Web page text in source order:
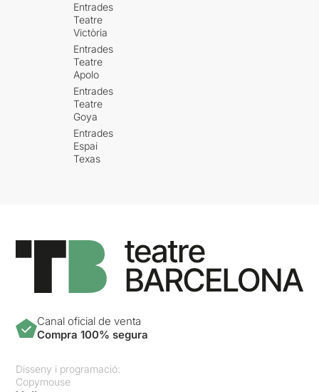
Entrades
Teatre
Victòria
Entrades
Teatre
Apolo
Entrades
Teatre
Goya
Entrades
Espai
Texas
Canal oficial de venta
Compra 100% segura
Disseny i programació:
Copymouse